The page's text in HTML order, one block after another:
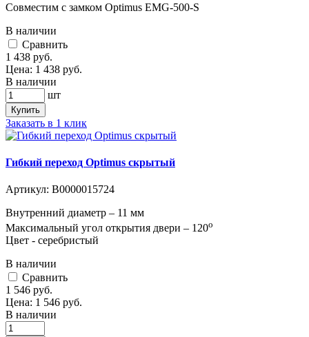
Совместим с замком Optimus EMG-500-S
В наличии
Cравнить
1 438 руб.
Цена: 1 438 руб.
В наличии
шт
Купить
Заказать в 1 клик
Гибкий переход Optimus скрытый
Артикул: В0000015724
Внутренний диаметр – 11 мм
Максимальный угол открытия двери – 120о
Цвет - серебристый
В наличии
Cравнить
1 546 руб.
Цена: 1 546 руб.
В наличии